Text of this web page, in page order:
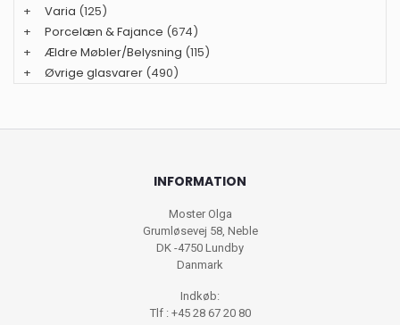
+
Varia (125)
+
Porcelæn & Fajance (674)
+
Ældre Møbler/Belysning (115)
+
Øvrige glasvarer (490)
INFORMATION
Moster Olga
Grumløsevej 58, Neble
DK -4750 Lundby
Danmark
Indkøb:
Tlf : +45 28 67 20 80